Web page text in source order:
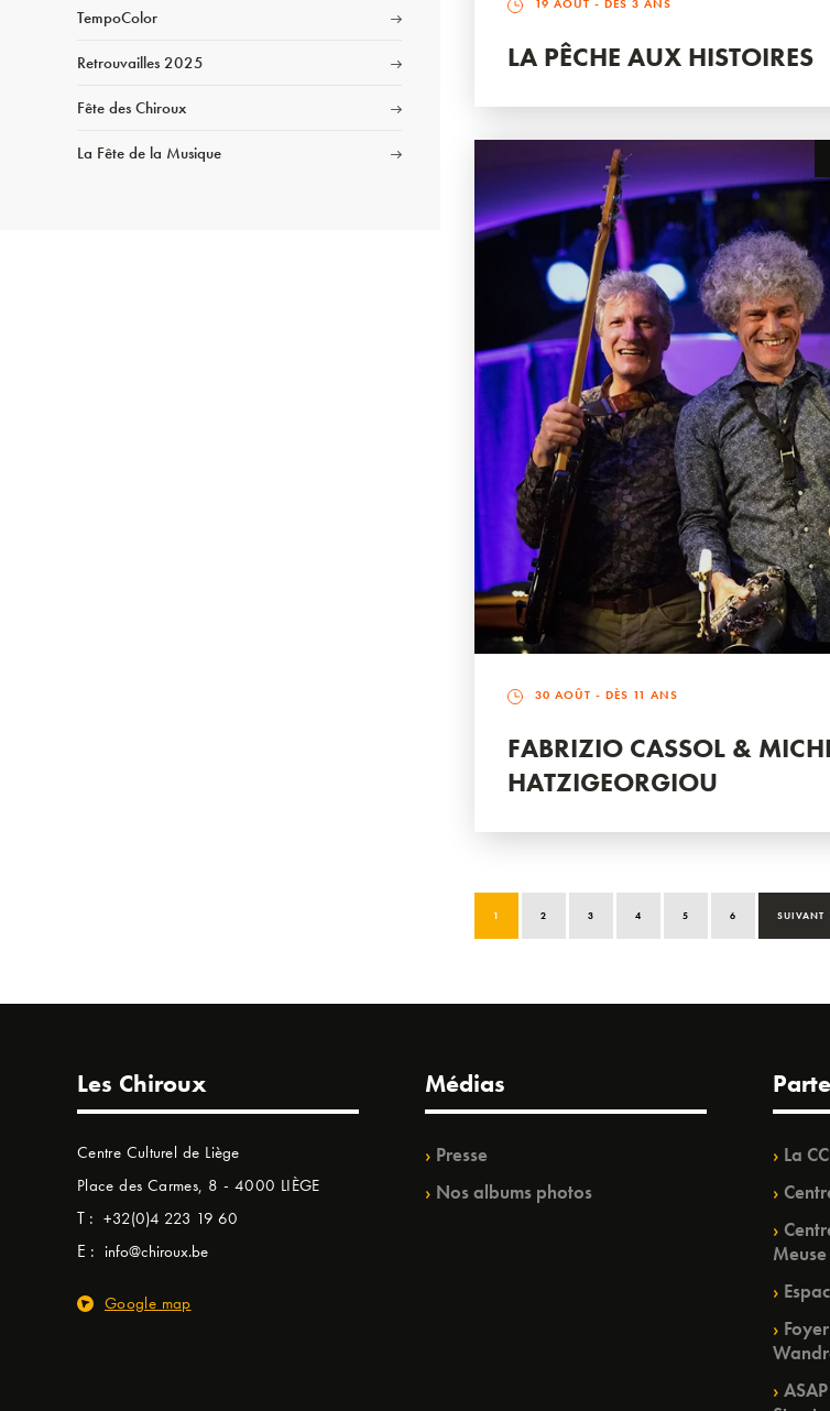
TempoColor
Retrouvailles 2025
Fête des Chiroux
La Fête de la Musique
19 AOÛT - DÈS 3 ANS
LA PÊCHE AUX HISTOIRES
30 AOÛT - DÈS 11 ANS
FABRIZIO CASSOL &
HATZIGEORGIOU
1 2 3 4 5 6 SUIVANT
Les Chiroux
Centre Culturel de Liège
Place des Carmes, 8 - 4000 LIÈGE
T : +32(0)4 223 19 60
E : info@chiroux.be
Google map
Médias
Presse
Nos albums photos
La
Meuse